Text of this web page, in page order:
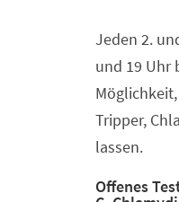
Jeden 2.
und 19 Uhr
Tripper,
lassen.
Offenes